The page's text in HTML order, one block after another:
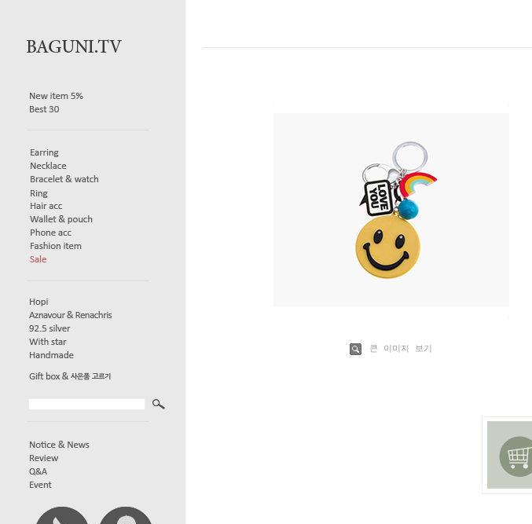
큰 이미지 보기